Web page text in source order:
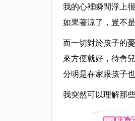
我的心裡瞬間浮上
如果著涼了，豈不
而一切對於孩子的
來方便就好，待會
分明是在家跟孩子
我突然可以理解那